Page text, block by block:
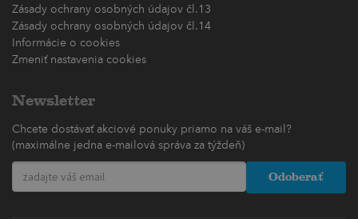
Zásady ochrany osobných údajov čl.13
Zásady ochrany osobných údajov čl.14
Informácie o cookies
Zmeniť nastavenia cookies
Newsletter
Chcete dostávať akciové ponuky priamo na váš e-mail?
(maximálne jedna e-mailová správa za týždeň)
Odoberať